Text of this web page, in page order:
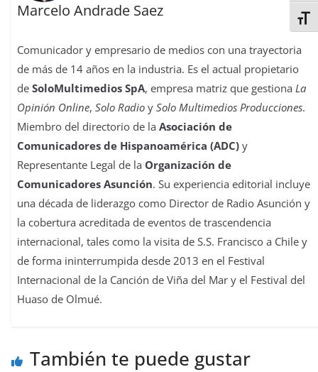
Marcelo Andrade Saez
Comunicador y empresario de medios con una trayectoria
de más de 14 años en la industria. Es el actual propietario
deSoloMultimedios SpA, empresa matriz que gestionaLa
Opinión Online,Solo Radio ySolo Multimedios Producciones.
Miembro del directorio de laAsociación de
Comunicadores de Hispanoamérica (ADC) y
Representante Legal de la Organización de
Comunicadores Asunción. Su experiencia editorial incluye
una década de liderazgo como Director de Radio Asunción y
la cobertura acreditada de eventos de trascendencia
internacional, tales como la visita de S.S. Francisco a Chile y
de forma ininterrumpida desde 2013 en el Festival
Internacional de la Canción de Viña del Mar y el Festival del
Huaso de Olmué.
También te puede gustar